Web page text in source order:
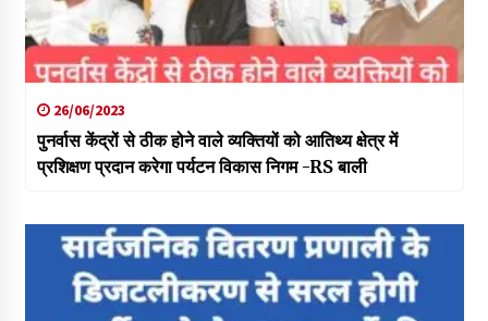
26/06/2023
पुनर्वास केंद्रों से ठीक होने वाले व्यक्तियों को आतिथ्य क्षेत्र में
प्रशिक्षण प्रदान करेगा पर्यटन विकास निगम -RS बाली